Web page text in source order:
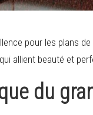
pour les plans
allient beauté et
du